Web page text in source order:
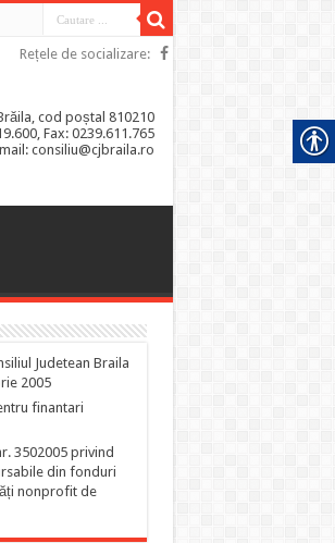
Rețele de socializare:
cod poștal 810210
Fax: 0239.611.765
consiliu@cjbraila.ro
Judetean Braila
2005
finantari
3502005 privind
din fonduri
nonprofit de